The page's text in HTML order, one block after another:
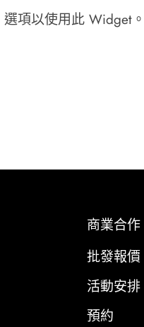
選項以使用此 Widget。
商業合作
批發報價
活動安排
預約